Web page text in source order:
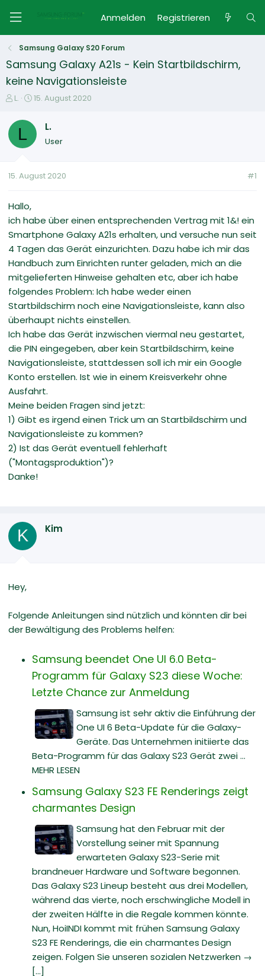
Anmelden Registrieren
Samsung Galaxy S20 Forum
Samsung Galaxy A21s - Kein Startbildschirm,
keine Navigationsleiste
E
s
e
e
L.
E
e
t
15. August 2020
L L.
User
15. August 2020 #1
Hallo,
ich habe über einen entsprechenden Vertrag mit 1&! ein
Smartphone Galaxy A21s erhalten, und versuche nun seit
4 Tagen das Gerät einzurichten. Dazu habe ich mir das
Handbuch zum Einrichten runter geladen, mich an die
mitgelieferten Hinweise gehalten etc, aber ich habe
folgendes Problem: Ich habe weder einen
Startbildschirm noch eine Navigationsleiste, kann also
überhaupt nichts einstellen.
Ich habe das Gerät inzwischen viermal neu gestartet,
die PIN eingegeben, aber kein Startbildschirm, keine
Navigationsleiste, stattdessen soll ich mir ein Google
Konto erstellen. Ist wie in einem Kreisverkehr ohne
Ausfahrt.
Meine beiden Fragen sind jetzt:
1) Gibt es irgend einen Trick um an Startbildschirm und
Navigationsleiste zu kommen?
2) Ist das Gerät eventuell fehlerhaft
("Montagsproduktion")?
Danke!
K Kim
Hey,
Folgende Anleitungen sind nützlich und könnten dir bei
der Bewältigung des Problems helfen:
Samsung beendet One UI 6.0 Beta-
Programm für Galaxy S23 diese Woche:
Letzte Chance zur Anmeldung
Samsung ist sehr aktiv die Einführung der
One UI 6 Beta-Update für die Galaxy-
Geräte. Das Unternehmen initiierte das
Beta-Programm für das Galaxy S23 Gerät zwei ...
MEHR LESEN
Samsung Galaxy S23 FE Renderings zeigt
charmantes Design
Samsung hat den Februar mit der
Vorstellung seiner mit Spannung
erwarteten Galaxy S23-Serie mit
brandneuer Hardware und Software begonnen.
Das Galaxy S23 Lineup besteht aus drei Modellen,
während das vierte, noch erschwingliche Modell in
der zweiten Hälfte in die Regale kommen könnte.
Nun, HoiINDI kommt mit frühen Samsung Galaxy
S23 FE Renderings, die ein charmantes Design
zeigen. Folgen Sie unseren sozialen Netzwerken →
[...]